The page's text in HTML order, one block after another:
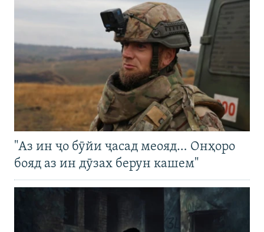
"Аз ин ҷо бӯйи ҷасад меояд… Онҳоро
бояд аз ин дӯзах берун кашем"